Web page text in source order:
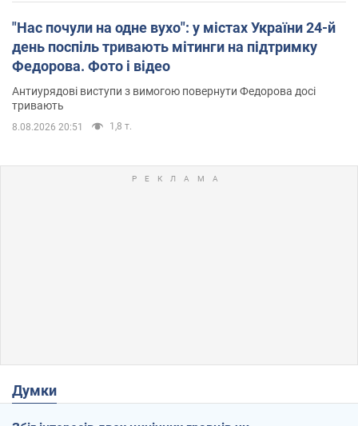
"Нас почули на одне вухо": у містах України 24-й
день поспіль тривають мітинги на підтримку
Федорова. Фото і відео
Антиурядові виступи з вимогою повернути Федорова досі
тривають
8.08.2026 20:51 1,8 т.
Думки